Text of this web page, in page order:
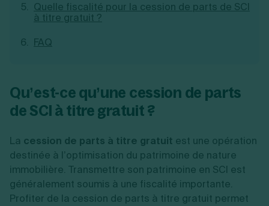
Quelle fiscalité pour la cession de parts de SCI
à titre gratuit ?
FAQ
Qu’est-ce qu’une cession de parts
de SCI à titre gratuit ?
La cession de parts à titre gratuit est une opération
destinée à l’optimisation du patrimoine de nature
immobilière. Transmettre son patrimoine en SCI est
généralement soumis à une fiscalité importante.
Profiter de la cession de parts à titre gratuit permet